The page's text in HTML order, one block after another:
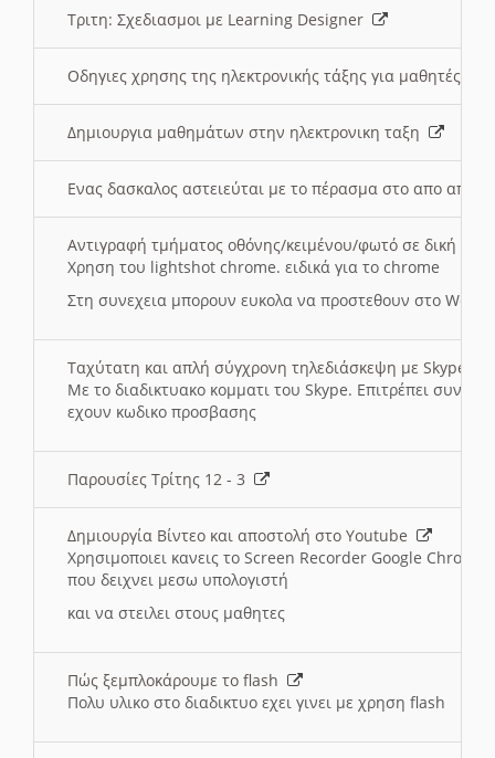
Τριτη: Σχεδιασμοι με Learning Designer
Οδηγιες χρησης της ηλεκτρονικής τάξης για μαθητές
Δημιουργια μαθημάτων στην ηλεκτρονικη ταξη
Ενας δασκαλος αστειεύται με το πέρασμα στο απο
Αντιγραφή τμήματος οθόνης/κειμένου/φωτό σε δική
Χρηση του lightshot chrome. ειδικά για το chrome
Στη συνεχεια μπορουν ευκολα να προστεθουν στο Word
Ταχύτατη και απλή σύγχρονη τηλεδιάσκεψη με Skype
Με το διαδικτυακο κομματι του Skype. Επιτρέπει
εχουν κωδικο προσβασης
Παρουσίες Τρίτης 12 - 3
Δημιουργία Βίντεο και αποστολή στο Youtube
Χρησιμοποιει κανεις το Screen Recorder Google Chrome
που δειχνει μεσω υπολογιστή
και να στειλει στους μαθητες
Πώς ξεμπλοκάρουμε το flash
Πολυ υλικο στο διαδικτυο εχει γινει με χρηση flash